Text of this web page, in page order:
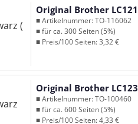
Original Brother
■ Artikelnummer: TO-116062
■ für ca. 300 Seiten (5%)
■ Preis/100 Seiten: 3,32 €
Original Brother
■ Artikelnummer: TO-100460
■ für ca. 600 Seiten (5%)
■ Preis/100 Seiten: 4,33 €